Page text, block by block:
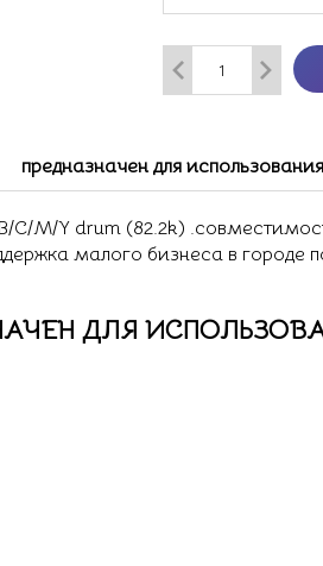
предназначен для
M/Y drum (82.2k)
малого бизнеса в
ДЛЯ